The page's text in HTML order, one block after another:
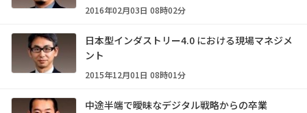
2016年02月03日 08時02分
日本型インダストリー4.0 における現場マネジメ
ント
2015年12月01日 08時01分
中途半端で曖昧なデジタル戦略からの卒業